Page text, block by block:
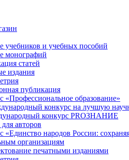
учебников и учебных пособий
монографий
статей
издания
публикация
«Профессиональное образование»
конкурс на лучшую
конкурс PROЗНАНИЕ
авторов
«Единство народов России:
организациям
печатными изданиями